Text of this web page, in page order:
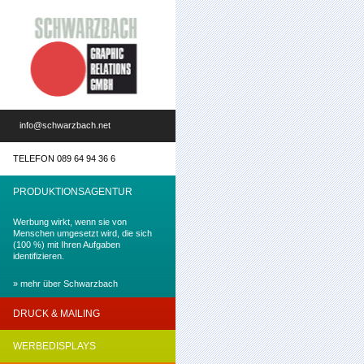
info@schwarzbach.net
TELEFON 089 64 94 36 6
PRODUKTIONSAGENTUR
Werbung wirkt, wenn sie von
Menschen umgesetzt wird, die sich
(100 %) mit Ihren Aufgaben
identifizieren.
» mehr über Schwarzbach
DRUCK & MAILING
Werbung wirkt, wenn Werbung
WERBEDISPLAYS